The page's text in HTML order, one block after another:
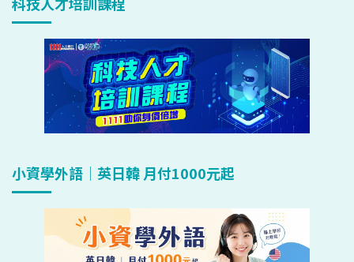
小資學外語｜英日韓 月付1000元起